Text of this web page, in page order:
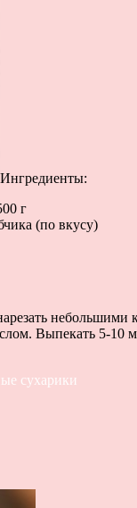
Ингредиенты:
г
(по вкусу)
Выпекать 5-10
сухарики